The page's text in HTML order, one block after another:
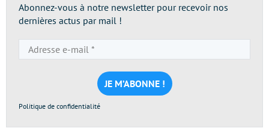
Abonnez-vous à notre newsletter pour recevoir nos
dernières actus par mail !
e-
mail
*
Politique de confidentialité